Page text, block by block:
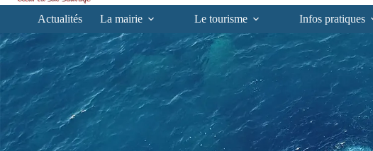
Actualités La mairie Le tourisme Infos pratiques